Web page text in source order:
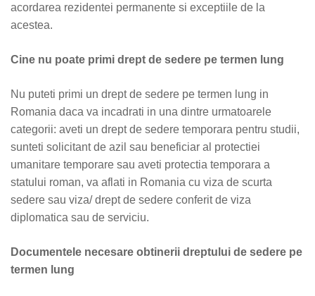
acordarea rezidentei permanente si exceptiile de la
acestea.
Cine nu poate primi drept de sedere pe termen lung
Nu puteti primi un drept de sedere pe termen lung in
Romania daca va incadrati in una dintre urmatoarele
categorii: aveti un drept de sedere temporara pentru studii,
sunteti solicitant de azil sau beneficiar al protectiei
umanitare temporare sau aveti protectia temporara a
statului roman, va aflati in Romania cu viza de scurta
sedere sau viza/ drept de sedere conferit de viza
diplomatica sau de serviciu.
Documentele necesare obtinerii dreptului de sedere pe
termen lung